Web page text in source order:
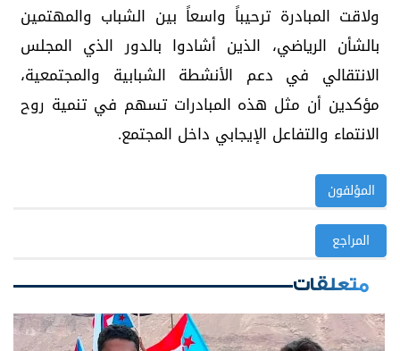
ولاقت المبادرة ترحيباً واسعاً بين الشباب والمهتمين
بالشأن الرياضي، الذين أشادوا بالدور الذي المجلس
الانتقالي في دعم الأنشطة الشبابية والمجتمعية،
مؤكدين أن مثل هذه المبادرات تسهم في تنمية روح
الانتماء والتفاعل الإيجابي داخل المجتمع.
المؤلفون
المراجع
متعلقات